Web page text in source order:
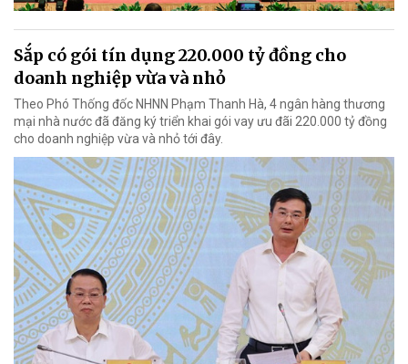
Sắp có gói tín dụng 220.000 tỷ đồng cho
doanh nghiệp vừa và nhỏ
Theo Phó Thống đốc NHNN Phạm Thanh Hà, 4 ngân hàng thương
mại nhà nước đã đăng ký triển khai gói vay ưu đãi 220.000 tỷ đồng
cho doanh nghiệp vừa và nhỏ tới đây.